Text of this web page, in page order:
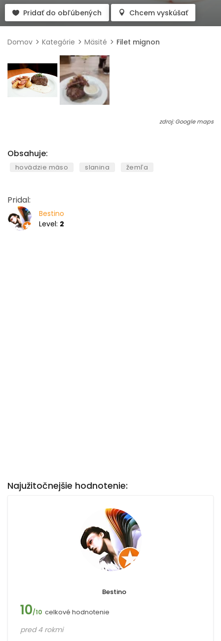
Pridať do obľúbených Chcem vyskúšať
Domov Kategórie Mäsité Filet mignon
zdroj: Google maps
Obsahuje:
hovädzie mäso slanina žemľa
Pridal:
Bestino
Level: 2
Najužitočnejšie hodnotenie:
Bestino
10/10 celkové hodnotenie
pred 4 rokmi